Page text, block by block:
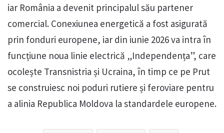
iar România a devenit principalul său partener
comercial. Conexiunea energetică a fost asigurată
prin fonduri europene, iar din iunie 2026 va intra în
funcțiune noua linie electrică „Independența”, care
ocolește Transnistria și Ucraina, în timp ce pe Prut
se construiesc noi poduri rutiere și feroviare pentru
a alinia Republica Moldova la standardele europene.